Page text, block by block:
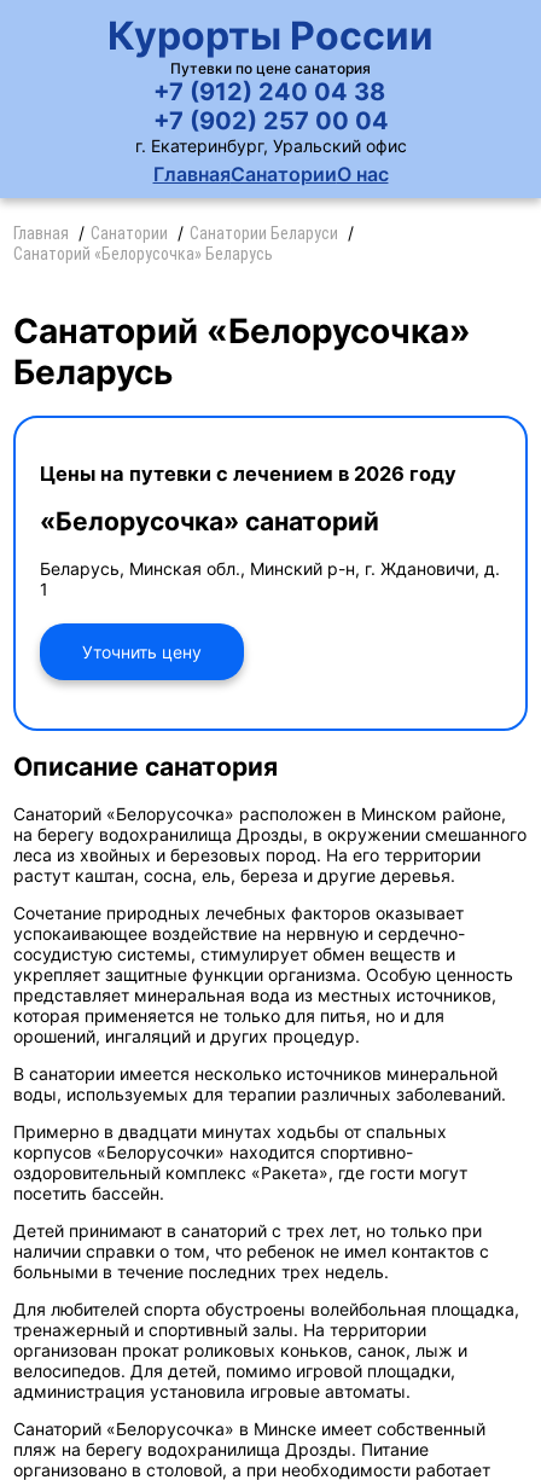
Курорты России
Путевки по цене санатория
ГлавнаяСанаторииО нас
+7 (912) 240 04 38
+7 (902) 257 00 04
г. Екатеринбург, Уральский офис
Главная Санатории
Санатории Беларуси
Санаторий «Белорусочка» Беларусь
Санаторий «Белорусочка»
Беларусь
Цены на путевки с лечением в 2026 году
«Белорусочка» санаторий
Беларусь, Минская обл., Минский р-н, г. Ждановичи, д.
1
Уточнить цену
Описание санатория
Санаторий «Белорусочка» расположен в Минском районе,
на берегу водохранилища Дрозды, в окружении смешанного
леса из хвойных и березовых пород. На его территории
растут каштан, сосна, ель, береза и другие деревья.
Сочетание природных лечебных факторов оказывает
успокаивающее воздействие на нервную и сердечно-
сосудистую системы, стимулирует обмен веществ и
укрепляет защитные функции организма. Особую ценность
представляет минеральная вода из местных источников,
которая применяется не только для питья, но и для
орошений, ингаляций и других процедур.
В санатории имеется несколько источников минеральной
воды, используемых для терапии различных заболеваний.
Примерно в двадцати минутах ходьбы от спальных
корпусов «Белорусочки» находится спортивно-
оздоровительный комплекс «Ракета», где гости могут
посетить бассейн.
Детей принимают в санаторий с трех лет, но только при
наличии справки о том, что ребенок не имел контактов с
больными в течение последних трех недель.
Для любителей спорта обустроены волейбольная площадка,
тренажерный и спортивный залы. На территории
организован прокат роликовых коньков, санок, лыж и
велосипедов. Для детей, помимо игровой площадки,
администрация установила игровые автоматы.
Санаторий «Белорусочка» в Минске имеет собственный
пляж на берегу водохранилища Дрозды. Питание
организовано в столовой, а при необходимости работает